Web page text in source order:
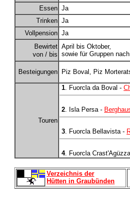
Essen Ja
Trinken Ja
Vollpension Ja
Bewirtet
von / bis
April bis Oktober,
sowie für Gruppen
Besteigungen Piz Boval, Piz
Touren
1. Fuorcla da Boval -
2. Isla Persa -
3. Fuorcla Bellavista -
4. Fuorcla
Verzeichnis der
Hütten in Graubünden